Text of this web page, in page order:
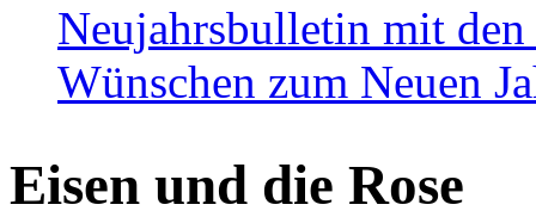
Neujahrsbulletin mit den
Wünschen zum Neuen
Eisen und die Rose